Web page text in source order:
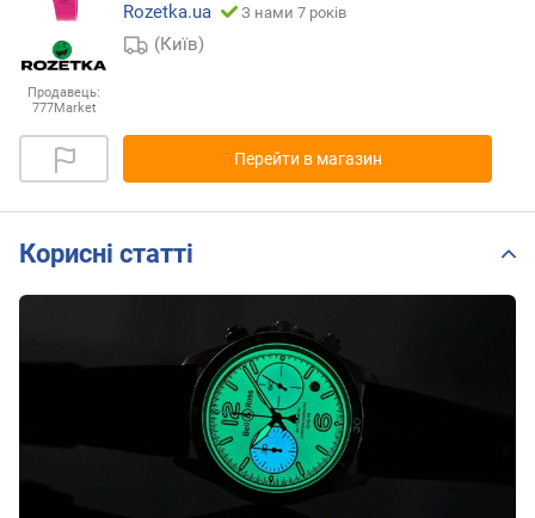
Продавець:
777Market
Rozetka.ua
З нами 7 років
(Київ)
Перейти в магазин
Корисні статті